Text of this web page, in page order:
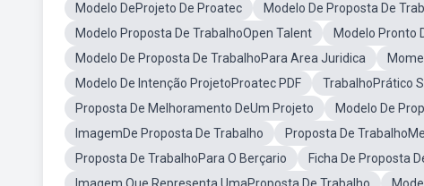
Modelo DeProjeto De Proatec
Modelo De Proposta De
Modelo Proposta De TrabalhoOpen Talent
Modelo Pronto
Modelo De Proposta De TrabalhoPara Area Juridica
Modelo De Intenção ProjetoProatec PDF
TrabalhoPrático
Proposta De Melhoramento DeUm Projeto
Modelo De
ImagemDe Proposta De Trabalho
Proposta De
Proposta De TrabalhoPara O Berçario
Ficha De Proposta